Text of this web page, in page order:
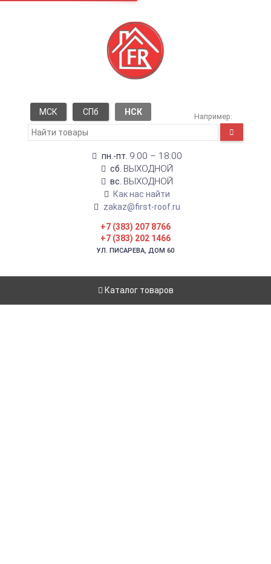
МСК СПб НСК Например:
пн.-пт. 9:00 – 18:00
сб. ВЫХОДНОЙ
вс. ВЫХОДНОЙ
Как нас найти
zakaz@first-roof.ru
+7 (383) 207 8766
+7 (383) 202 1466
УЛ. ПИСАРЕВА, ДОМ 60
Каталог товаров